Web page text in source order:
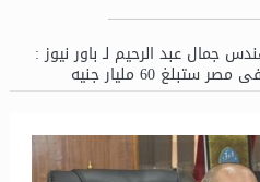
جمال عبد الرحيم لـ باور نيوز :
60 مليار جنيه